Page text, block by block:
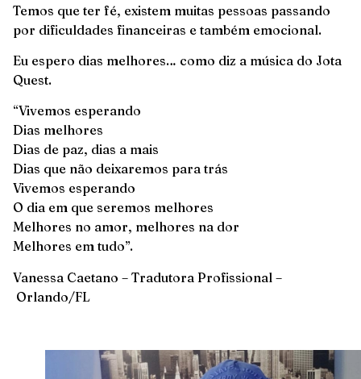
Temos que ter fé, existem muitas pessoas passando
por dificuldades financeiras e também emocional.
Eu espero dias melhores… como diz a música do Jota
Quest.
“Vivemos esperando
Dias melhores
Dias de paz, dias a mais
Dias que não deixaremos para trás
Vivemos esperando
O dia em que seremos melhores
Melhores no amor, melhores na dor
Melhores em tudo”.
Vanessa Caetano – Tradutora Profissional –
Orlando/FL